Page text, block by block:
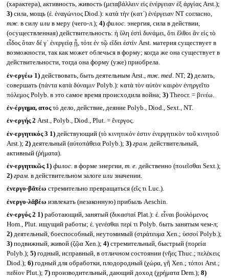
(характера), активность, живость (μεταβάλλειν εἰς ἐνέργειαν ἐξ ἀργίας Arst.);
3)сила, мощь (ἐ. ἐναγώνιος Diod.): κατὰ τὴν (κατ᾽) ἐνέργειαν NT согласно,
тж. в силу или в меру (чего-л.); 4) филос. энергия, сила в действии,
(осуществленная) действительность: ἡ ὕλη ἐστὶ δυνάμει, ὅτι ἔλθοι ἂν εἰς τὸ
εἶδος ὅταν δέ γ᾽ ἐνεργείᾳ ᾖ, τότε ἐν τῷ εἴδει ἐστίν Arst. материя существует в
возможности, так как может облечься в форму; когда же она существует в
действительности, тогда она форму (уже) приобрела.
ἐν-εργέω 1)действовать, быть деятельным Arst., тж. med. NT; 2)делать,
совершать (πάντα κατὰ δύναμιν Polyb.): κατὰ τὸν αὐτὸν καιρὸν ἐνηργεῖτο
πόλεμος Polyb. в это самое время происходила война; 3)Theocr. = βινέω.
ἐν-έργημα, ατοςτό дело, действие, деяние Polyb., Diod., Sext., NT.
ἐν-εργής 2 Arst., Polyb., Diod., Plut. = ἔνεργος.
ἐν-εργητικός 3 1)действующий (τὸ κινητικόν ἐστιν ἐνεργητικὸν τοῦ κινητοῦ
Arst.); 2)деятельный (αὐτοπάθεια Polyb.); 3) грам. действительный,
активный (ῥήματα).
ἐν-εργητικῶς 1) филос. в форме энергии, т. е. действенно (ποιεῖσθαι Sext.);
2) грам. в действительном залоге или значении.
ἐνεργο-βᾰτέω стремительно превращаться (εἴς τι Luc.).
ἐνεργο-λᾰβέω извлекать (незаконную) прибыль Aeschin.
ἐν-εργός 2 1)работающий, занятый (δικασταί Plat.): ἐ. εἶναι βουλόμενος
Hom., Plut. ищущий работы; ἐ. γενέσθαι περί τι Polyb. быть занятым чем-л;
2)деятельный, боеспособный, неутомимый (στράτευμα Xen.; ὑσσοί Polyb.);
3)подвижный, живой (ζῷα Xen.); 4)стремительный, быстрый (πορεία
Polyb.); 5)годный, исправный, в отличном состоянии (νῆες Thuc.; πελέκεις
Diod.); 6)годный для обработки, плодородный (χώρα, γῆ Xen.; τόποι Arst.;
πεδίον Plut.); 7)производительный, дающий доход (χρήματα Dem.); 8)